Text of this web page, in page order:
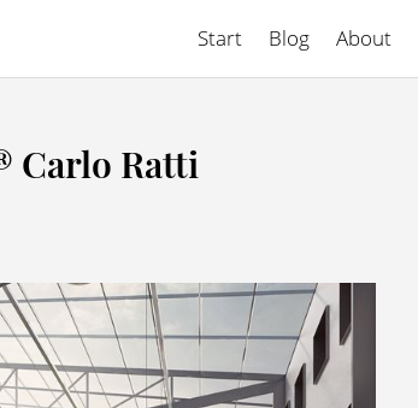
Start Blog About
Carlo Ratti